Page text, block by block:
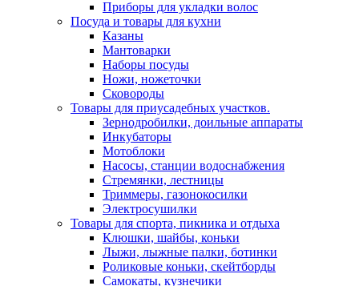
Приборы для укладки волос
Посуда и товары для кухни
Казаны
Мантоварки
Наборы посуды
Ножи, ножеточки
Сковороды
Товары для приусадебных участков.
Зернодробилки, доильные аппараты
Инкубаторы
Мотоблоки
Насосы, станции водоснабжения
Стремянки, лестницы
Триммеры, газонокосилки
Электросушилки
Товары для спорта, пикника и отдыха
Клюшки, шайбы, коньки
Лыжи, лыжные палки, ботинки
Роликовые коньки, скейтборды
Самокаты, кузнечики